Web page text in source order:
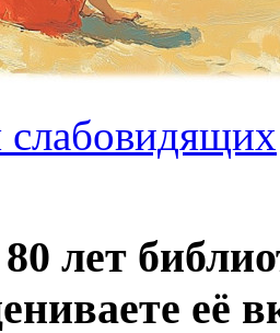
слабовидящих
лет
её